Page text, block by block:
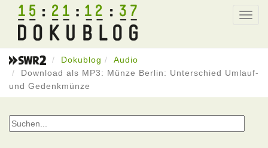
15 21 12 37
Dokublog
Audio
Download als MP3: Münze Berlin: Unterschied Umlauf-
und Gedenkmünze